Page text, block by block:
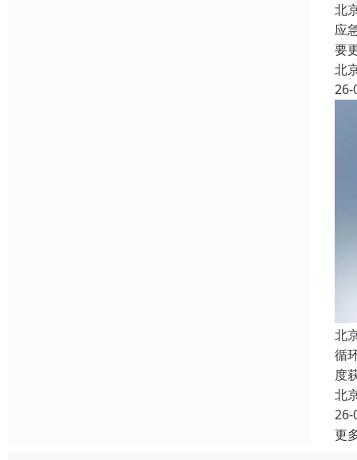
北
应
要
北
26-
北
循
度
北
26-
更